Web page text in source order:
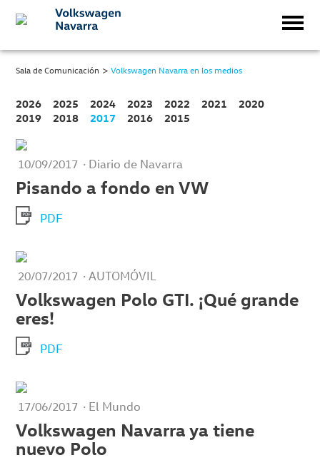
Sala de Comunicación >Volkswagen Navarra en los medios
2026 2025 2024 2023 2022 2021
2020
2019
2018 2017 2016 2015
10/09/2017 · Diario de Navarra
Pisando a fondo en VW
PDF
20/07/2017 · AUTOMÓVIL
Volkswagen Polo GTI. ¡Qué grande
eres!
PDF
17/06/2017 · El Mundo
Volkswagen Navarra ya tiene
nuevo Polo